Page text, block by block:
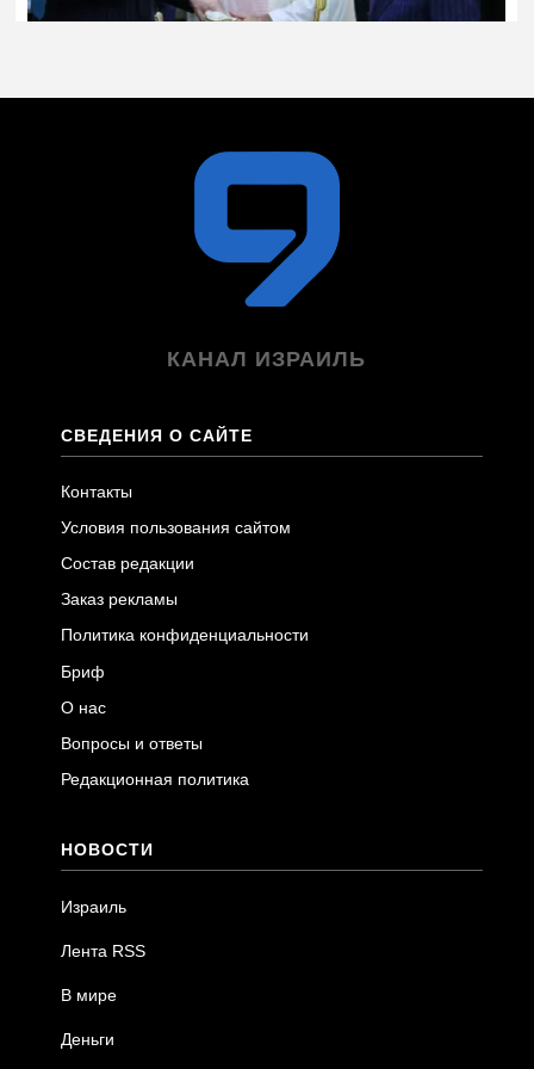
КАНАЛ ИЗРАИЛЬ
СВЕДЕНИЯ О САЙТЕ
Контакты
Условия пользования сайтом
Состав редакции
Заказ рекламы
Политика конфиденциальности
Бриф
О нас
Вопросы и ответы
Редакционная политика
НОВОСТИ
Израиль
Лента RSS
В мире
Деньги